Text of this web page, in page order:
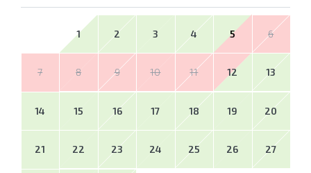
1 2 3 4 5 6
7 8 9 10 11 12 13
14 15 16 17 18 19 20
21 22 23 24 25 26 27